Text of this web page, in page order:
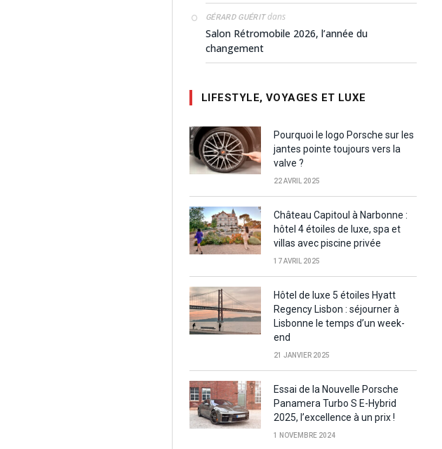
GÉRARD GUÉRITdans
Salon Rétromobile 2026, l’année du
changement
LIFESTYLE, VOYAGES ET LUXE
Pourquoi le logo Porsche sur les
jantes pointe toujours vers la
valve ?
22 AVRIL 2025
Château Capitoul à Narbonne :
hôtel 4 étoiles de luxe, spa et
villas avec piscine privée
17 AVRIL 2025
Hôtel de luxe 5 étoiles Hyatt
Regency Lisbon : séjourner à
Lisbonne le temps d’un week-
end
21 JANVIER 2025
Essai de la Nouvelle Porsche
Panamera Turbo S E-Hybrid
2025, l’excellence à un prix !
1 NOVEMBRE 2024